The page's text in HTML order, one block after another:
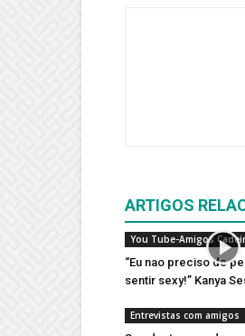
ARTIGOS
You Tube-Amigos
“Eu nao preciso de
sentir sexy!” Kanya
Entrevistas com amigos